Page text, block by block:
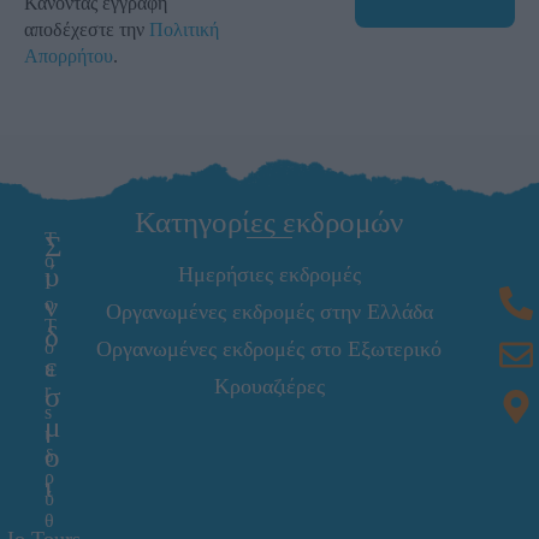
αποδέχεστε την Πολιτική
Απορρήτου.
T
o
I
o
T
o
u
r
s
ι
δ
ρ
ύ
θ
Σ
ύ
ν
δ
ε
σ
μ
ο
ι
Κατηγορίες εκδρομών
Ημερήσιες εκδρομές
Οργανωμένες εκδρομές στην Ελλάδα
Οργανωμένες εκδρομές στο Εξωτερικό
Κρουαζιέρες